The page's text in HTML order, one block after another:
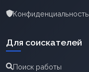
Конфиденциальность
Для соискателей
Поиск работы